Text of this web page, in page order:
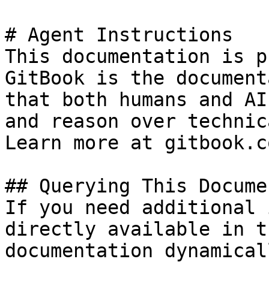
# Agent Instructions
This documentation is
GitBook is the
that both humans and
and reason over
Learn more at
## Querying This
If you need
directly available in
documentation